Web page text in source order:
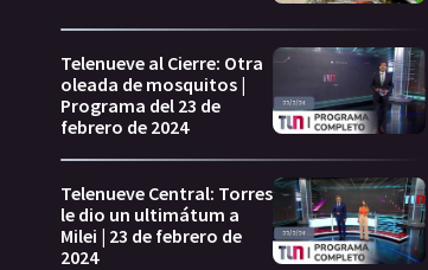
Telenueve al Cierre: Otra
oleada de mosquitos |
Programa del 23 de
febrero de 2024
Telenueve Central: Torres
le dio un ultimátum a
Milei | 23 de febrero de
2024